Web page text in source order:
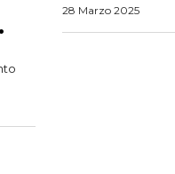
28 Marzo 2025